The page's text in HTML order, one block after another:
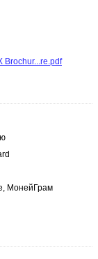
Brochur...re.pdf
МонейГрам